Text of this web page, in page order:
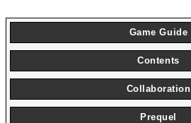
Game Guide
Contents
Collaboration
Prequel